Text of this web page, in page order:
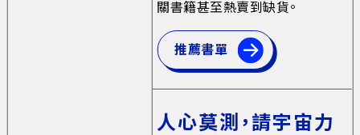
關書籍甚至熱賣到缺貨。
推薦書單
人心莫測，請宇宙力